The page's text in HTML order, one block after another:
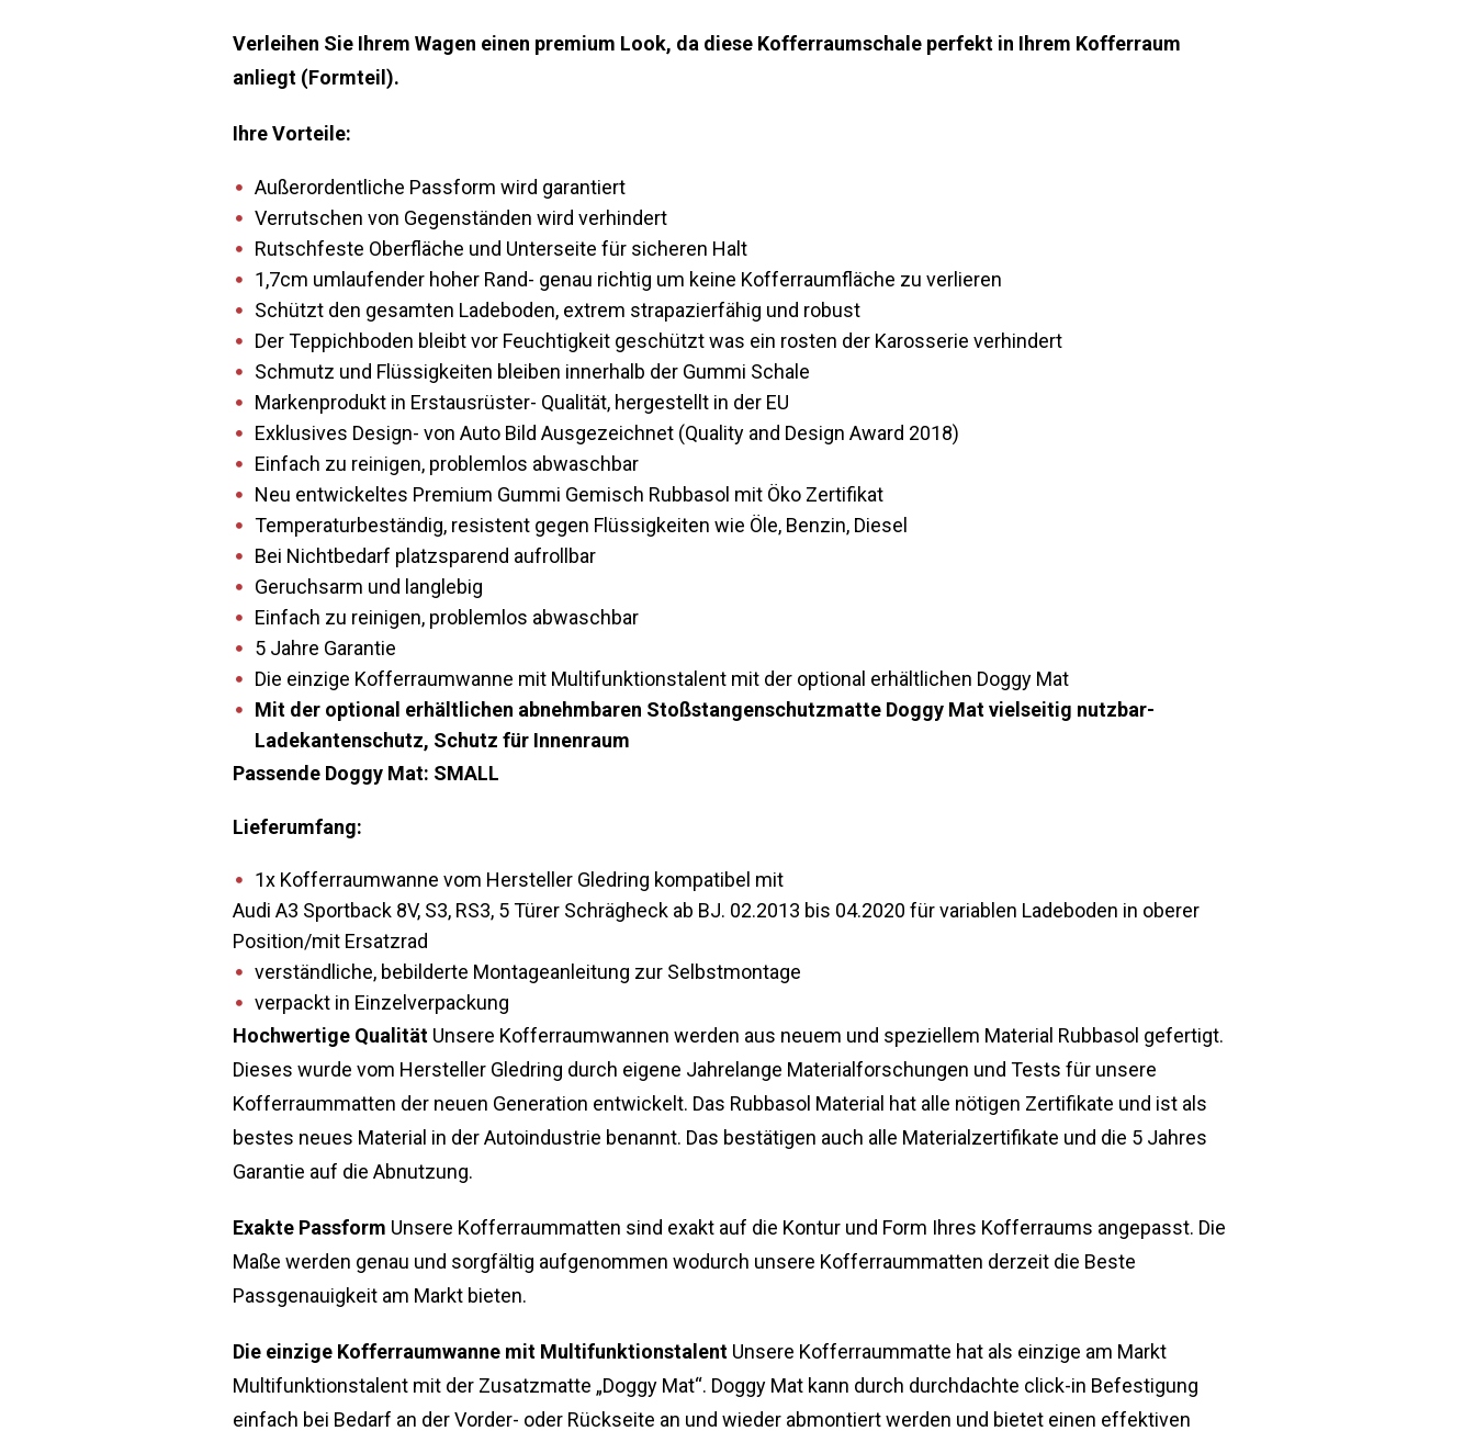
Verleihen Sie Ihrem Wagen einen premium Look, da diese Kofferraumschale perfekt in Ihrem Kofferraum
anliegt (Formteil).
Ihre Vorteile:
Außerordentliche Passform wird garantiert
Verrutschen von Gegenständen wird verhindert
Rutschfeste Oberfläche und Unterseite für sicheren Halt
1,7cm umlaufender hoher Rand- genau richtig um keine Kofferraumfläche zu verlieren
Schützt den gesamten Ladeboden, extrem strapazierfähig und robust
Der Teppichboden bleibt vor Feuchtigkeit geschützt was ein rosten der Karosserie verhindert
Schmutz und Flüssigkeiten bleiben innerhalb der Gummi Schale
Markenprodukt in Erstausrüster- Qualität, hergestellt in der EU
Exklusives Design- von Auto Bild Ausgezeichnet (Quality and Design Award 2018)
Einfach zu reinigen, problemlos abwaschbar
Neu entwickeltes Premium Gummi Gemisch Rubbasol mit Öko Zertifikat
Temperaturbeständig, resistent gegen Flüssigkeiten wie Öle, Benzin, Diesel
Bei Nichtbedarf platzsparend aufrollbar
Geruchsarm und langlebig
Einfach zu reinigen, problemlos abwaschbar
5 Jahre Garantie
Die einzige Kofferraumwanne mit Multifunktionstalent mit der optional erhältlichen Doggy Mat
Mit der optional erhältlichen abnehmbaren Stoßstangenschutzmatte Doggy Mat vielseitig nutzbar-
Ladekantenschutz, Schutz für Innenraum
Passende Doggy Mat: SMALL
Lieferumfang:
1x Kofferraumwanne vom Hersteller Gledring kompatibel mit
Audi A3 Sportback 8V, S3, RS3, 5 Türer Schrägheck ab BJ. 02.2013 bis 04.2020 für variablen Ladeboden in oberer
Position/mit Ersatzrad
verständliche, bebilderte Montageanleitung zur Selbstmontage
verpackt in Einzelverpackung
Hochwertige Qualität Unsere Kofferraumwannen werden aus neuem und speziellem Material Rubbasol gefertigt.
Dieses wurde vom Hersteller Gledring durch eigene Jahrelange Materialforschungen und Tests für unsere
Kofferraummatten der neuen Generation entwickelt. Das Rubbasol Material hat alle nötigen Zertifikate und ist als
bestes neues Material in der Autoindustrie benannt. Das bestätigen auch alle Materialzertifikate und die 5 Jahres
Garantie auf die Abnutzung.
Exakte Passform Unsere Kofferraummatten sind exakt auf die Kontur und Form Ihres Kofferraums angepasst. Die
Maße werden genau und sorgfältig aufgenommen wodurch unsere Kofferraummatten derzeit die Beste
Passgenauigkeit am Markt bieten.
Die einzige Kofferraumwanne mit Multifunktionstalent Unsere Kofferraummatte hat als einzige am Markt
Multifunktionstalent mit der Zusatzmatte „Doggy Mat“. Doggy Mat kann durch durchdachte click-in Befestigung
einfach bei Bedarf an der Vorder- oder Rückseite an und wieder abmontiert werden und bietet einen effektiven